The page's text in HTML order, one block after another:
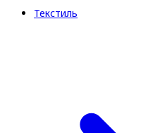
Текстиль